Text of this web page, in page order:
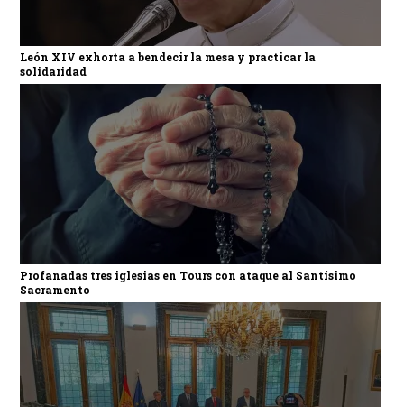
León XIV exhorta a bendecir la mesa y practicar la
solidaridad
Profanadas tres iglesias en Tours con ataque al Santísimo
Sacramento